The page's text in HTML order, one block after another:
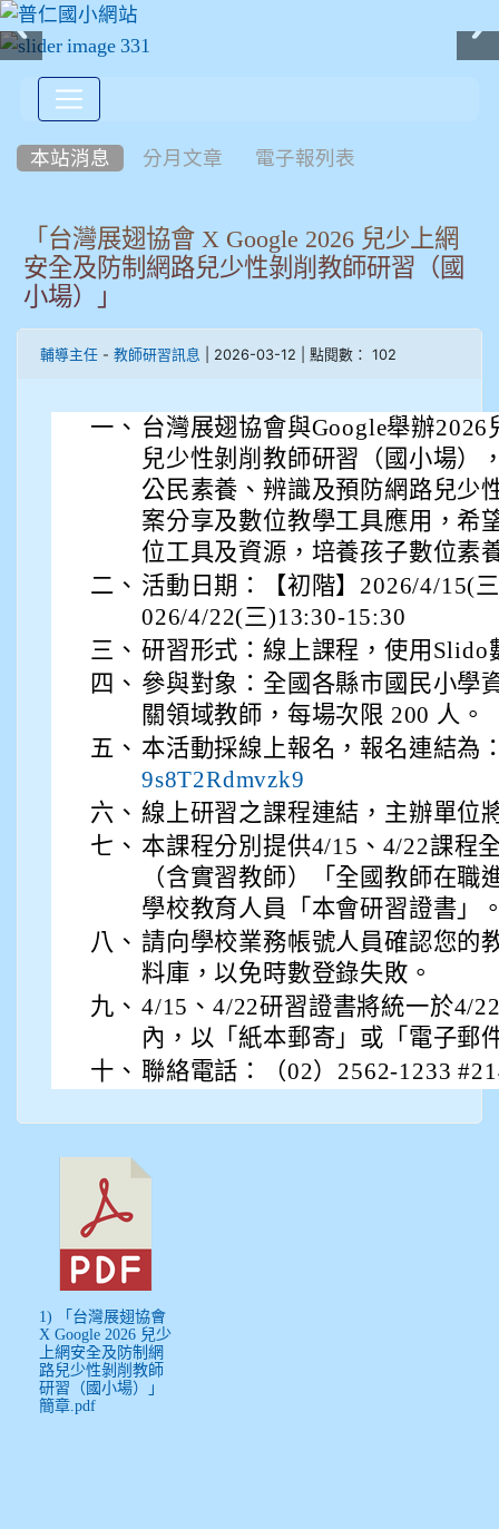
本站消息 分月文章 電子報列表
「台灣展翅協會 X Google 2026 兒少上網
安全及防制網路兒少性剝削教師研習（國
小場）」
輔導主任 - 教師研習訊息 | 2026-03-12 | 點閱數： 102
一、 台灣展翅協會與Google舉辦
兒少性剝削教師研習（國小場）
公民素養、辨識及預防網路兒少
案分享及數位教學工具應用，希
位工具及資源，培養孩子數位素
二、 活動日期：【初階】2026/4/15(
026/4/22(三)13:30-15:30
三、 研習形式：線上課程，使用
四、 參與對象：全國各縣市國民小學
關領域教師，每場次限 200 人。
五、 本活動採線上報名，報名連結為
9s8T2Rdmvzk9
六、 線上研習之課程連結，主辦單位
七、 本課程分別提供4/15、4/22課程
（含實習教師）「全國教師在職
學校教育人員「本會研習證書」
八、 請向學校業務帳號人員確認您的
料庫，以免時數登錄失敗。
九、 4/15、4/22研習證書將統一於4/
內，以「紙本郵寄」或「電子郵
十、 聯絡電話：（02）2562-1233
1) 「台灣展翅協會
X Google 2026 兒少
上網安全及防制網
路兒少性剝削教師
研習（國小場）」
簡章.pdf